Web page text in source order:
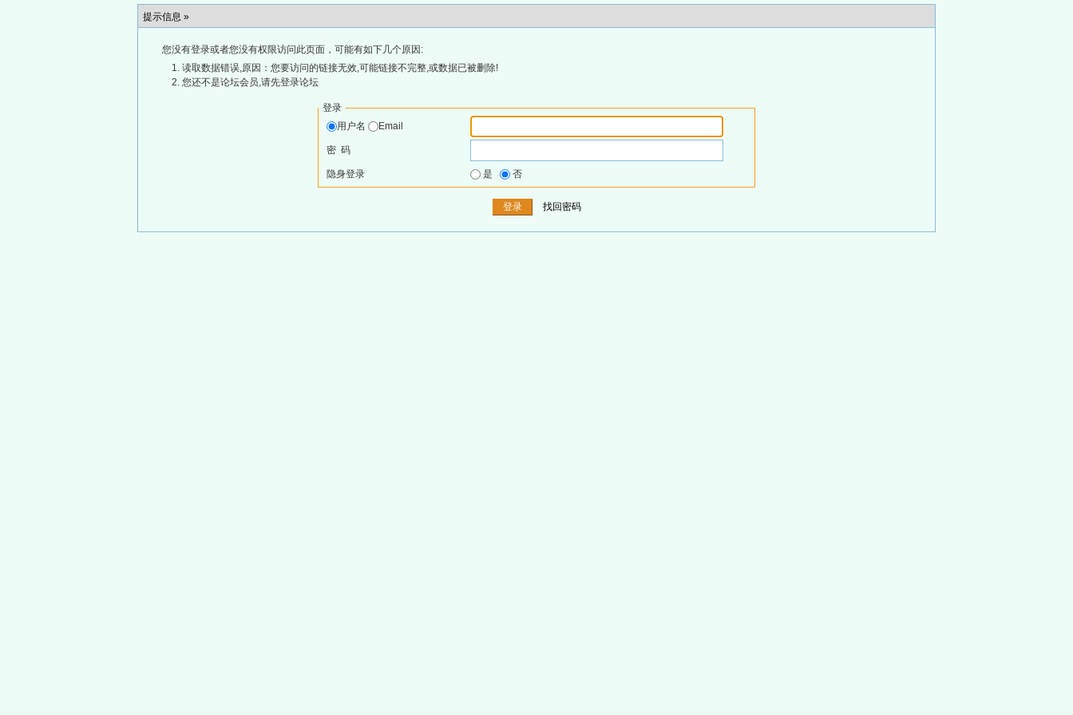
提示信息 »
您没有登录或者您没有权限访问此页面，可能有如下几个原因:
读取数据错误,原因：您要访问的链接无效,可能链接不完整,或数据已被删除!
您还不是论坛会员,请先登录论坛
登录
用户名
Email
密 码
隐身登录 是 否
找回密码